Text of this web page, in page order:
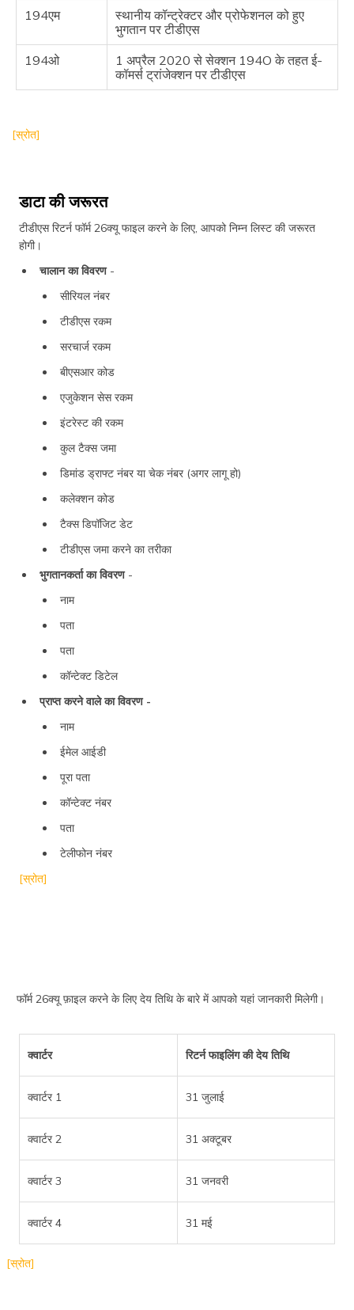
194एम
स्थानीय कॉन्ट्रेक्टर और प्रोफेशनल को हुए
भुगतान पर टीडीएस
194ओ
1 अप्रैल 2020 से सेक्शन 194O के तहत ई-
कॉमर्स ट्रांजेक्शन पर टीडीएस
[स्रोत]
डाटा की जरूरत
टीडीएस रिटर्न फॉर्म 26क्यू फाइल करने के लिए, आपको निम्न लिस्ट की जरूरत
होगी।
चालान का विवरण-
सीरियल नंबर
टीडीएस रकम
सरचार्ज रकम
बीएसआर कोड
एजुकेशन सेस रकम
इंटरेस्ट की रकम
कुल टैक्स जमा
डिमांड ड्राफ्ट नंबर या चेक नंबर (अगर लागू हो)
कलेक्शन कोड
टैक्स डिपॉजिट डेट
टीडीएस जमा करने का तरीका
भुगतानकर्ता का विवरण-
नाम
पता
पता
कॉन्टेक्ट डिटेल
प्राप्त करने वाले का विवरण -
नाम
ईमेल आईडी
पूरा पता
कॉन्टेक्ट नंबर
पता
टेलीफोन नंबर
[स्रोत]
फॉर्म 26क्यू फ़ाइल करने के लिए देय तिथि के बारे में आपको यहां जानकारी मिलेगी।
क्वार्टर रिटर्न फाइलिंग की देय तिथि
क्वार्टर 1 31 जुलाई
क्वार्टर 2 31 अक्टूबर
क्वार्टर 3 31 जनवरी
क्वार्टर 4 31 मई
[स्रोत]